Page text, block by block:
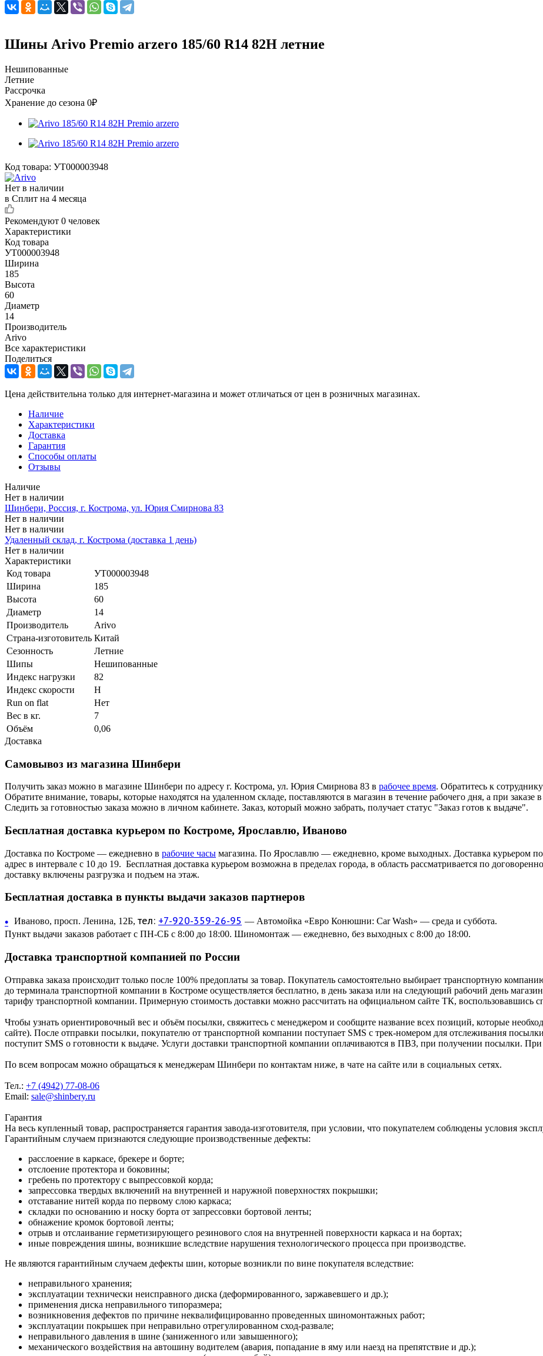
Шины Arivo Premio arzero 185/60 R14 82H летние
Нешипованные
Летние
Рассрочка
Хранение до сезона 0₽
Код товара: УТ000003948
Нет в наличии
в Сплит на 4 месяца
Рекомендуют 0 человек
Характеристики
Код товара
УТ000003948
Ширина
185
Высота
60
Диаметр
14
Производитель
Arivo
Все характеристики
Поделиться
Цена действительна только для интернет-магазина и может отличаться от цен в розничных магазинах.
Наличие
Характеристики
Доставка
Гарантия
Способы оплаты
Отзывы
Наличие
Нет в наличии
Шинбери, Россия, г. Кострома, ул. Юрия Смирнова 83
Нет в наличии
Нет в наличии
Удаленный склад, г. Кострома (доставка 1 день)
Нет в наличии
Характеристики
Код товара
УТ000003948
Ширина
185
Высота
60
Диаметр
14
Производитель
Arivo
Страна-изготовитель Китай
Сезонность
Летние
Шипы
Нешипованные
Индекс нагрузки
82
Индекс скорости
H
Run on flat
Нет
Вес в кг.
7
Объём
0,06
Доставка
Самовывоз из магазина Шинбери
Получить заказ можно в магазине Шинбери по адресу г. Кострома, ул. Юрия Смирнова 83 в рабочее время. Обратитесь к
Обратите внимание, товары, которые находятся на удаленном складе, поставляются в магазин в течение рабочего дня, а при
Следить за готовностью заказа можно в личном кабинете. Заказ, который можно забрать, получает статус "Заказ готов к выдаче".
Бесплатная доставка курьером по Костроме, Ярославлю, Иваново
Доставка по Костроме — ежедневно в рабочие часы магазина. По Ярославлю — ежедневно, кроме выходных. Доставка курьером
адрес в интервале с 10 до 19. Бесплатная доставка курьером возможна в пределах города, в область рассматривается по
доставку включены разгрузка и подъем на этаж.
Бесплатная доставка в пункты выдачи заказов партнеров
• Иваново, просп. Ленина, 12Б, тел: +7-920-359-26-95 — Автомойка «Евро Конюшни: Car Wash» — среда и суббота.
Пункт выдачи заказов работает с ПН-СБ с 8:00 до 18:00. Шиномонтаж — ежедневно, без выходных с 8:00 до 18:00.
Доставка транспортной компанией по России
Отправка заказа происходит только после 100% предоплаты за товар. Покупатель самостоятельно выбирает транспортную
до терминала транспортной компании в Костроме осуществляется бесплатно, в день заказа или на следующий рабочий день
тарифу транспортной компании. Примерную стоимость доставки можно рассчитать на официальном сайте ТК, воспользовавшись
Чтобы узнать ориентировочный вес и объём посылки, свяжитесь с менеджером и сообщите название всех позиций, которые
сайте). После отправки посылки, покупателю от транспортной компании поступает SMS с трек-номером для отслеживания
поступит SMS о готовности к выдаче. Услуги доставки транспортной компании оплачиваются в ПВЗ, при получении посылки. При
По всем вопросам можно обращаться к менеджерам Шинбери по контактам ниже, в чате на сайте или в социальных сетях.
Тел.: +7 (4942) 77-08-06
Email: sale@shinbery.ru
Гарантия
На весь купленный товар, распространяется гарантия завода-изготовителя, при условии, что покупателем соблюдены условия
Гарантийным случаем признаются следующие производственные дефекты:
расслоение в каркасе, брекере и борте;
отслоение протектора и боковины;
гребень по протектору с выпрессовкой корда;
запрессовка твердых включений на внутренней и наружной поверхностях покрышки;
отставание нитей корда по первому слою каркаса;
складки по основанию и носку борта от запрессовки бортовой ленты;
обнажение кромок бортовой ленты;
отрыв и отслаивание герметизирующего резинового слоя на внутренней поверхности каркаса и на бортах;
иные повреждения шины, возникшие вследствие нарушения технологического процесса при производстве.
Не являются гарантийным случаем дефекты шин, которые возникли по вине покупателя вследствие:
неправильного хранения;
эксплуатации технически неисправного диска (деформированного, заржавевшего и др.);
применения диска неправильного типоразмера;
возникновения дефектов по причине неквалифицированно проведенных шиномонтажных работ;
эксплуатации покрышек при неправильно отрегулированном сход-развале;
неправильного давления в шине (заниженного или завышенного);
механического воздействия на автошину водителем (авария, попадание в яму или наезд на препятствие и др.);